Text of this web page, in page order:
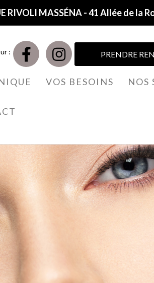
RIVOLI MASSÉNA - 41 Allée de la
: PRENDRE
VOS BESOINS NOS